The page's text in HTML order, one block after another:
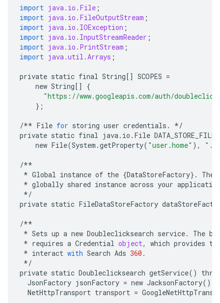
import java.io.File ;
import java.io.FileOutputStream ;
import java.io.IOException ;
import java.io.InputStreamReader ;
import java.io.PrintStream ;
import java.util.Arrays ;
private static final String[] SCOPES =
new String[]
{
"https://www.googleapis.com/auth/
};
/** File for storing user credentials .
*/
private static final java. io . File DATA_STORE_FILE
new File(System .getProperty( "user.home" ),
/**
* Global instance of the {DataStoreFactory} . The
* globally shared instance across your application
*/
private static FileDataStoreFactory
/**
* Sets up a new Doubleclicksearch service. The
* requires a Credential object, which provides
* interact with Search Ads 360.
*/
private static Doubleclicksearch getService()
JsonFactory jsonFactory = new JacksonFactory();
NetHttpTransport transport =